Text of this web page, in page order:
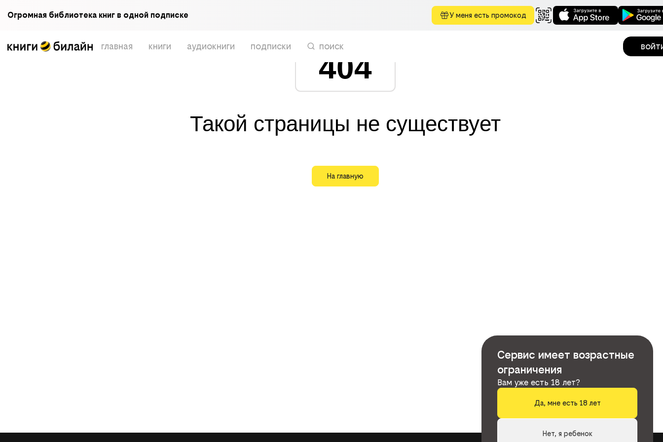
Огромная библиотека книг в одной подписке У меня есть промокод
главная книги аудиокниги подписки поиск
404
Такой страницы не существует
На главную
Сервис имеет возрастные
ограничения
Вам уже есть 18 лет?
Да, мне есть 18 лет
Нет, я ребенок